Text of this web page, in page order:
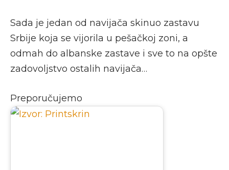
Sada je jedan od navijača skinuo zastavu
Srbije koja se vijorila u pešačkoj zoni, a
odmah do albanske zastave i sve to na opšte
zadovoljstvo ostalih navijača…
Preporučujemo